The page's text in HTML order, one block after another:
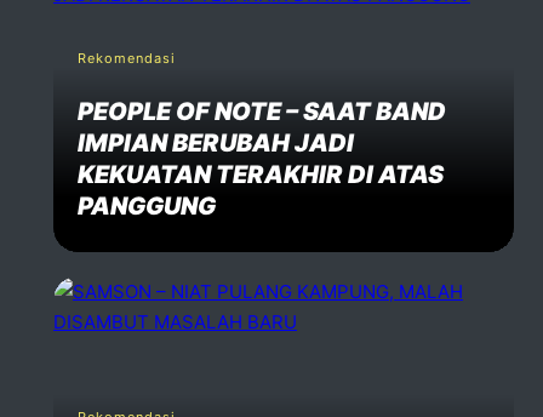
Rekomendasi
PEOPLE OF NOTE – SAAT BAND
IMPIAN BERUBAH JADI
KEKUATAN TERAKHIR DI ATAS
PANGGUNG